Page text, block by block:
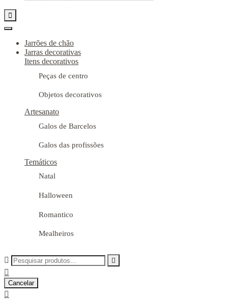

Jarrões de chão
Jarras decorativas
Itens decorativos
Peças de centro
Objetos decorativos
Artesanato
Galos de Barcelos
Galos das profissões
Temáticos
Natal
Halloween
Romantico
Mealheiros
 

Cancelar
